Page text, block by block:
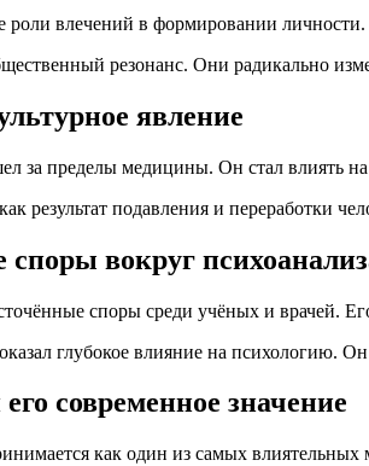
влечений в формировании личности.
резонанс. Они радикально
явление
за пределы медицины. Он стал влиять
результат подавления и переработки
вокруг
споры среди учёных и врачей.
глубокое влияние на психологию.
современное значение
как один из самых